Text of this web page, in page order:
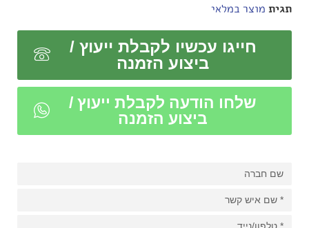
תגית מוצר במלאי
חייגו עכשיו לקבלת ייעוץ /
ביצוע הזמנה
שלחו הודעה לקבלת ייעוץ /
ביצוע הזמנה